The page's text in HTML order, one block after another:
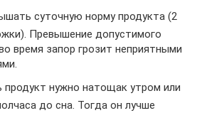
суточную норму продукта (2
Превышение допустимого
время запор грозит неприятными
продукт нужно натощак утром или
до сна. Тогда он лучше